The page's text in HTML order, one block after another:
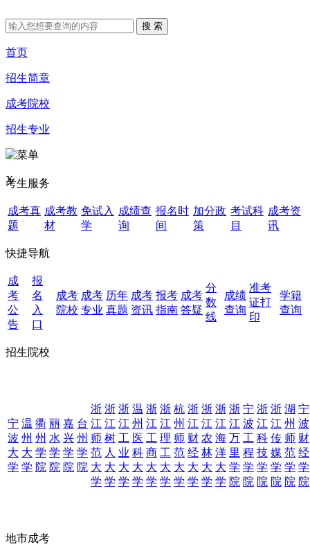
首页
招生简章
成考院校
招生专业
X
考生服务
成考真
题
成考教
材
免试入
学
成绩查
询
报名时
间
加分政
策
考试科
目
成考资
讯
快捷导航
成
考
公
告
报
名
入
口
成考
院校
成考
专业
历年
真题
成考
资讯
报考
指南
成考
答疑
分
数
线
成绩
查询
准考
证打
印
学籍
查询
招生院校
宁
波
大
学
温
州
大
学
衢
州
学
院
丽
水
学
院
嘉
兴
学
院
台
州
学
院
浙
江
师
范
大
学
浙
江
树
人
大
学
浙
江
工
业
大
学
温
州
医
科
大
学
浙
江
工
商
大
学
浙
江
理
工
大
学
杭
州
师
范
大
学
浙
江
财
经
大
学
浙
江
农
林
大
学
浙
江
海
洋
大
学
浙
江
万
里
学
院
宁
波
工
程
学
院
浙
江
科
技
学
院
浙
江
传
媒
学
院
湖
州
师
范
学
院
宁
波
财
经
学
院
地市成考